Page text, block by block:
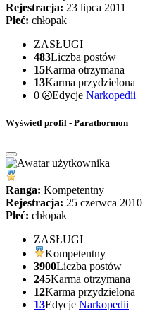
Rejestracja: 23 lipca 2011
Płeć: chłopak
ZASŁUGI
483Liczba postów
15Karma otrzymana
13Karma przydzielona
0
Edycje Narkopedii
Wyświetl profil - Parathormon
Ranga: Kompetentny
Rejestracja: 25 czerwca 2010
Płeć: chłopak
ZASŁUGI
Kompetentny
3900Liczba postów
245Karma otrzymana
12Karma przydzielona
13Edycje Narkopedii